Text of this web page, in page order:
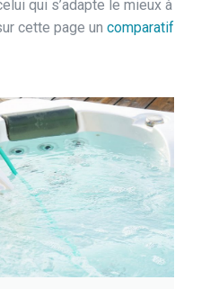
qui s’adapte le mieux à
cette page un comparatif